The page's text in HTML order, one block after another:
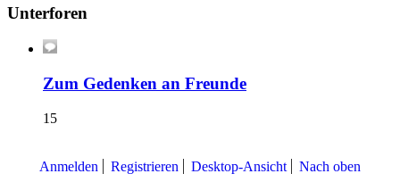
Unterforen
Zum Gedenken an Freunde
15
Anmelden Registrieren Desktop-Ansicht Nach oben